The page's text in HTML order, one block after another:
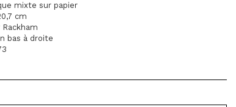
mixte sur papier
cm
bas à droite